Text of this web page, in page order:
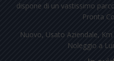
dispone di un vastissimo
Pronta
Nuovo, Usato Aziendale,
Noleggio a